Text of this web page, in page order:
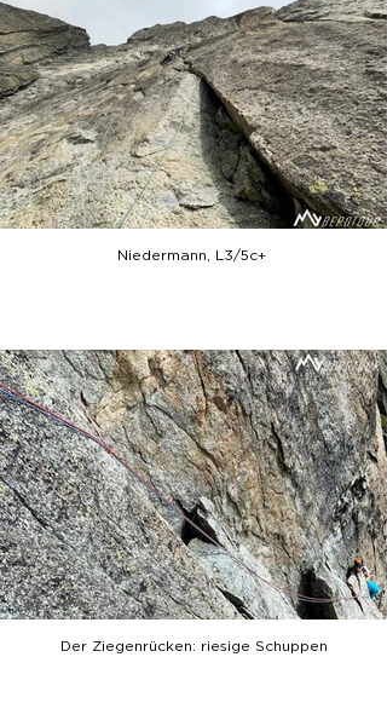
Niedermann, L3/5c+
Der Ziegenrücken: riesige Schuppen